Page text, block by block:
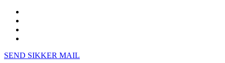
SEND SIKKER MAIL